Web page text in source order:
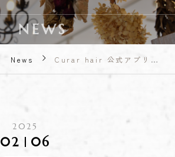
NEWS
News Curar hair 公式アプリ
2025
02 06